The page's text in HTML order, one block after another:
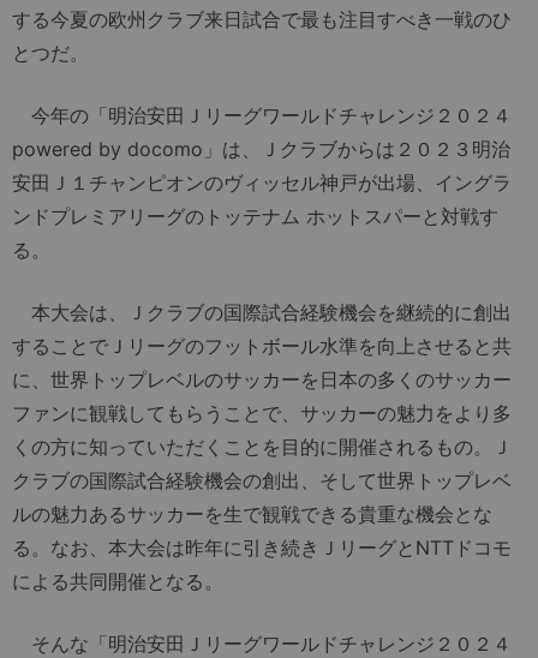
する今夏の欧州クラブ来日試合で最も注目すべき一戦のひ
とつだ。
今年の「明治安田Ｊリーグワールドチャレンジ２０２４
powered by docomo」は、Ｊクラブからは２０２３明治
安田Ｊ１チャンピオンのヴィッセル神戸が出場、イングラ
ンドプレミアリーグのトッテナム ホットスパーと対戦す
る。
本大会は、Ｊクラブの国際試合経験機会を継続的に創出
することでＪリーグのフットボール水準を向上させると共
に、世界トップレベルのサッカーを日本の多くのサッカー
ファンに観戦してもらうことで、サッカーの魅力をより多
くの方に知っていただくことを目的に開催されるもの。Ｊ
クラブの国際試合経験機会の創出、そして世界トップレベ
ルの魅力あるサッカーを生で観戦できる貴重な機会とな
る。なお、本大会は昨年に引き続きＪリーグとNTTドコモ
による共同開催となる。
そんな「明治安田Ｊリーグワールドチャレンジ２０２４